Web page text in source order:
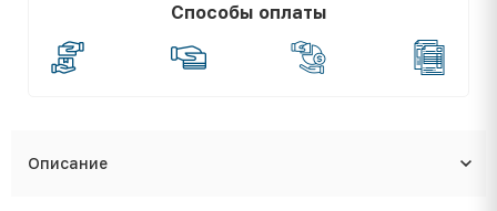
Способы оплаты
Описание